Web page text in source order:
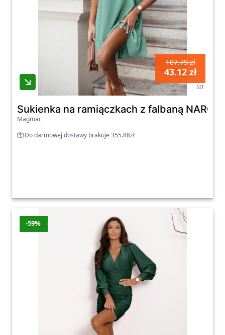
107.79 zł
43.12 zł
szt
Sukienka na ramiączkach z falbaną
Magmac
Do darmowej dostawy brakuje 355.88zł
-59%